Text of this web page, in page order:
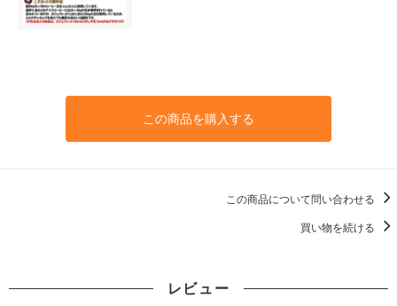
この商品を購入する
この商品について問い合わせる
買い物を続ける
レビュー